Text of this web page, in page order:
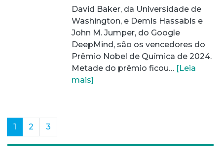
David Baker, da Universidade de
Washington, e Demis Hassabis e
John M. Jumper, do Google
DeepMind, são os vencedores do
Prêmio Nobel de Química de 2024.
Metade do prêmio ficou… [Leia
mais]
1 (current)
2 3